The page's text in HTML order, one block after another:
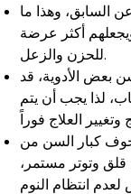
السابق، وهذا ما
أكثر عرضة
للحزن والزعل.
بعض الأدوية، قد
لذا يجب أن يتم
كبار السن من
قلق وتوتر مستمر،